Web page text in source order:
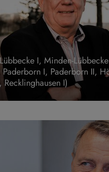
I, Minden-
I, Paderborn II,
I)